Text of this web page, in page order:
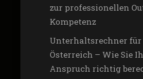
zur professionellen
Kompetenz
Unterhaltsrechner für
Österreich – Wie Sie
Anspruch richtig